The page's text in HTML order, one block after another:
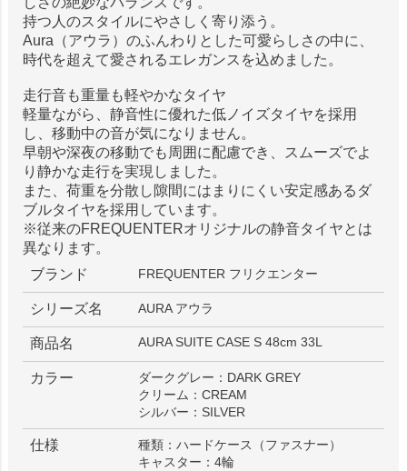
持つ人のスタイルにやさしく寄り添う。
Aura（アウラ）のふんわりとした可愛らしさの中に、
時代を超えて愛されるエレガンスを込めました。
走行音も重量も軽やかなタイヤ
軽量ながら、静音性に優れた低ノイズタイヤを採用
し、移動中の音が気になりません。
早朝や深夜の移動でも周囲に配慮でき、スムーズでよ
り静かな走行を実現しました。
また、荷重を分散し隙間にはまりにくい安定感あるダ
ブルタイヤを採用しています。
※従来のFREQUENTERオリジナルの静音タイヤとは
異なります。
ブランド
FREQUENTER フリクエンター
シリーズ名 AURA アウラ
商品名 AURA SUITE CASE S 48cm 33L
カラー
ダークグレー：DARK GREY
クリーム：CREAM
シルバー：SILVER
仕様
種類：ハードケース（ファスナー）
キャスター：4輪